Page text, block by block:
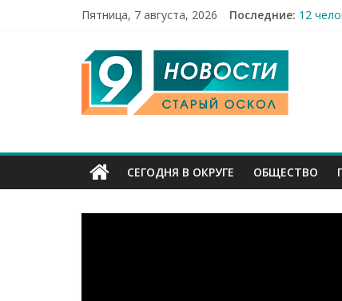
Пятница, 7 августа, 2026 Последние: 12
9
Канал
Старый
Оскол
СЕГОДНЯ В ОКРУГЕ ОБЩЕСТВО